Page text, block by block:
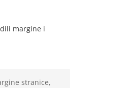
margine i
stranice,